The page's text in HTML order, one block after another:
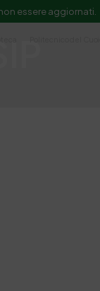
essere aggiornati.